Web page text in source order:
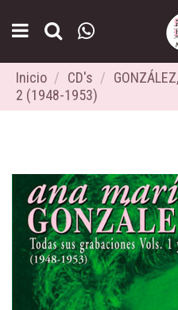
Inicio CD's
2 (1948-1953)